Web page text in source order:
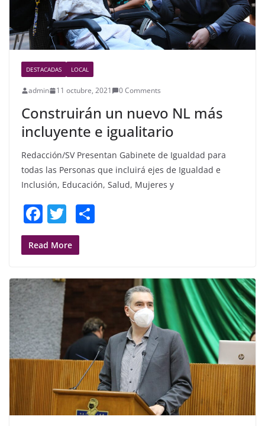
DESTACADAS LOCAL
admin 11 octubre, 2021 0 Comments
Construirán un nuevo NL más
incluyente e igualitario
Redacción/SV Presentan Gabinete de Igualdad para
todas las Personas que incluirá ejes de Igualdad e
Inclusión, Educación, Salud, Mujeres y
F
a
c
b
o
o
k
T
w
itt
Read More